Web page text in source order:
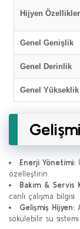
Hijyen
Genel Genişlik
Genel Derinlik
Genel Yükseklik
Enerji Yönetimi:
özelleştirin
Bakım & Servis
canlı çalışma bilgisi
Gelişmiş Hijyen:
sökülebilir su sistemi